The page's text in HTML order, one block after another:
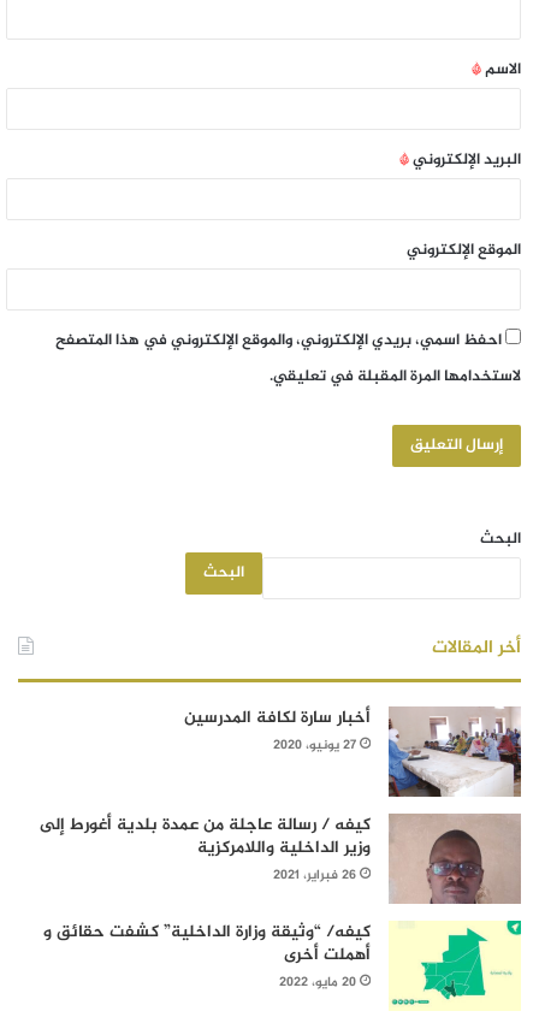
الاسم*
البريد الإلكتروني*
الموقع الإلكتروني
احفظ اسمي، بريدي الإلكتروني، والموقع الإلكتروني في هذا المتصفح
لاستخدامها المرة المقبلة في تعليقي.
البحث
البحث
أخر المقالات
أخبار سارة لكافة المدرسين
27 يونيو، 2020
كيفه / رسالة عاجلة من عمدة بلدية أغورط إلى
وزير الداخلية واللامركزية
26 فبراير، 2021
كيفه/ “وثيقة وزارة الداخلية” كشفت حقائق و
أهملت أخرى
20 مايو، 2022